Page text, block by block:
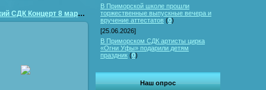
В Приморской школе прошли
торжественные выпускные вечера и
вручение аттестатов (0)
[25.06.2026]
В Приморском СДК артисты цирка
«Огни Уфы» подарили детям
праздник (0)
Наш опрос
Приморский СДК Концерт 8 марта